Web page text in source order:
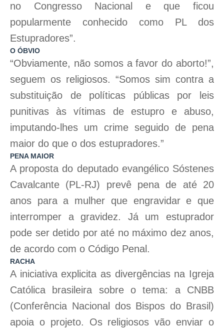
no Congresso Nacional e que ficou
popularmente conhecido como PL dos
Estupradores”.
O ÓBVIO
“Obviamente, não somos a favor do aborto!”,
seguem os religiosos. “Somos sim contra a
substituição de políticas públicas por leis
punitivas às vítimas de estupro e abuso,
imputando-lhes um crime seguido de pena
maior do que o dos estupradores.”
PENA MAIOR
A proposta do deputado evangélico Sóstenes
Cavalcante (PL-RJ) prevê pena de até 20
anos para a mulher que engravidar e que
interromper a gravidez. Já um estuprador
pode ser detido por até no máximo dez anos,
de acordo com o Código Penal.
RACHA
A iniciativa explicita as divergências na Igreja
Católica brasileira sobre o tema: a CNBB
(Conferência Nacional dos Bispos do Brasil)
apoia o projeto. Os religiosos vão enviar o